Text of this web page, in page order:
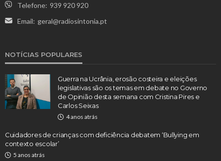
Telefone: 939 920 920
Email: geral@radiosintonia.pt
NOTÍCIAS POPULARES
Guerra na Ucrânia, erosão costeira e eleições
legislativas são os temas em debate no Governo
de Opinião desta semana com Cristina Pires e
Carlos Seixas
4 anos atrás
Cuidadores de crianças com deficiência debatem ‘Bullying em
contexto escolar’
5 anos atrás